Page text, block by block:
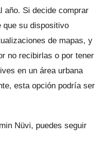
año. Si decide comprar
que su dispositivo
de mapas, y
no recibirlas o por tener
en un área urbana
esta opción podría ser
Nüvi, puedes seguir